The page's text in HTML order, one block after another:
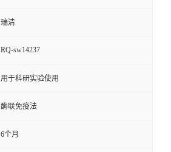
瑞清
RQ-sw14237
用于科研实验使用
酶联免疫法
6个月